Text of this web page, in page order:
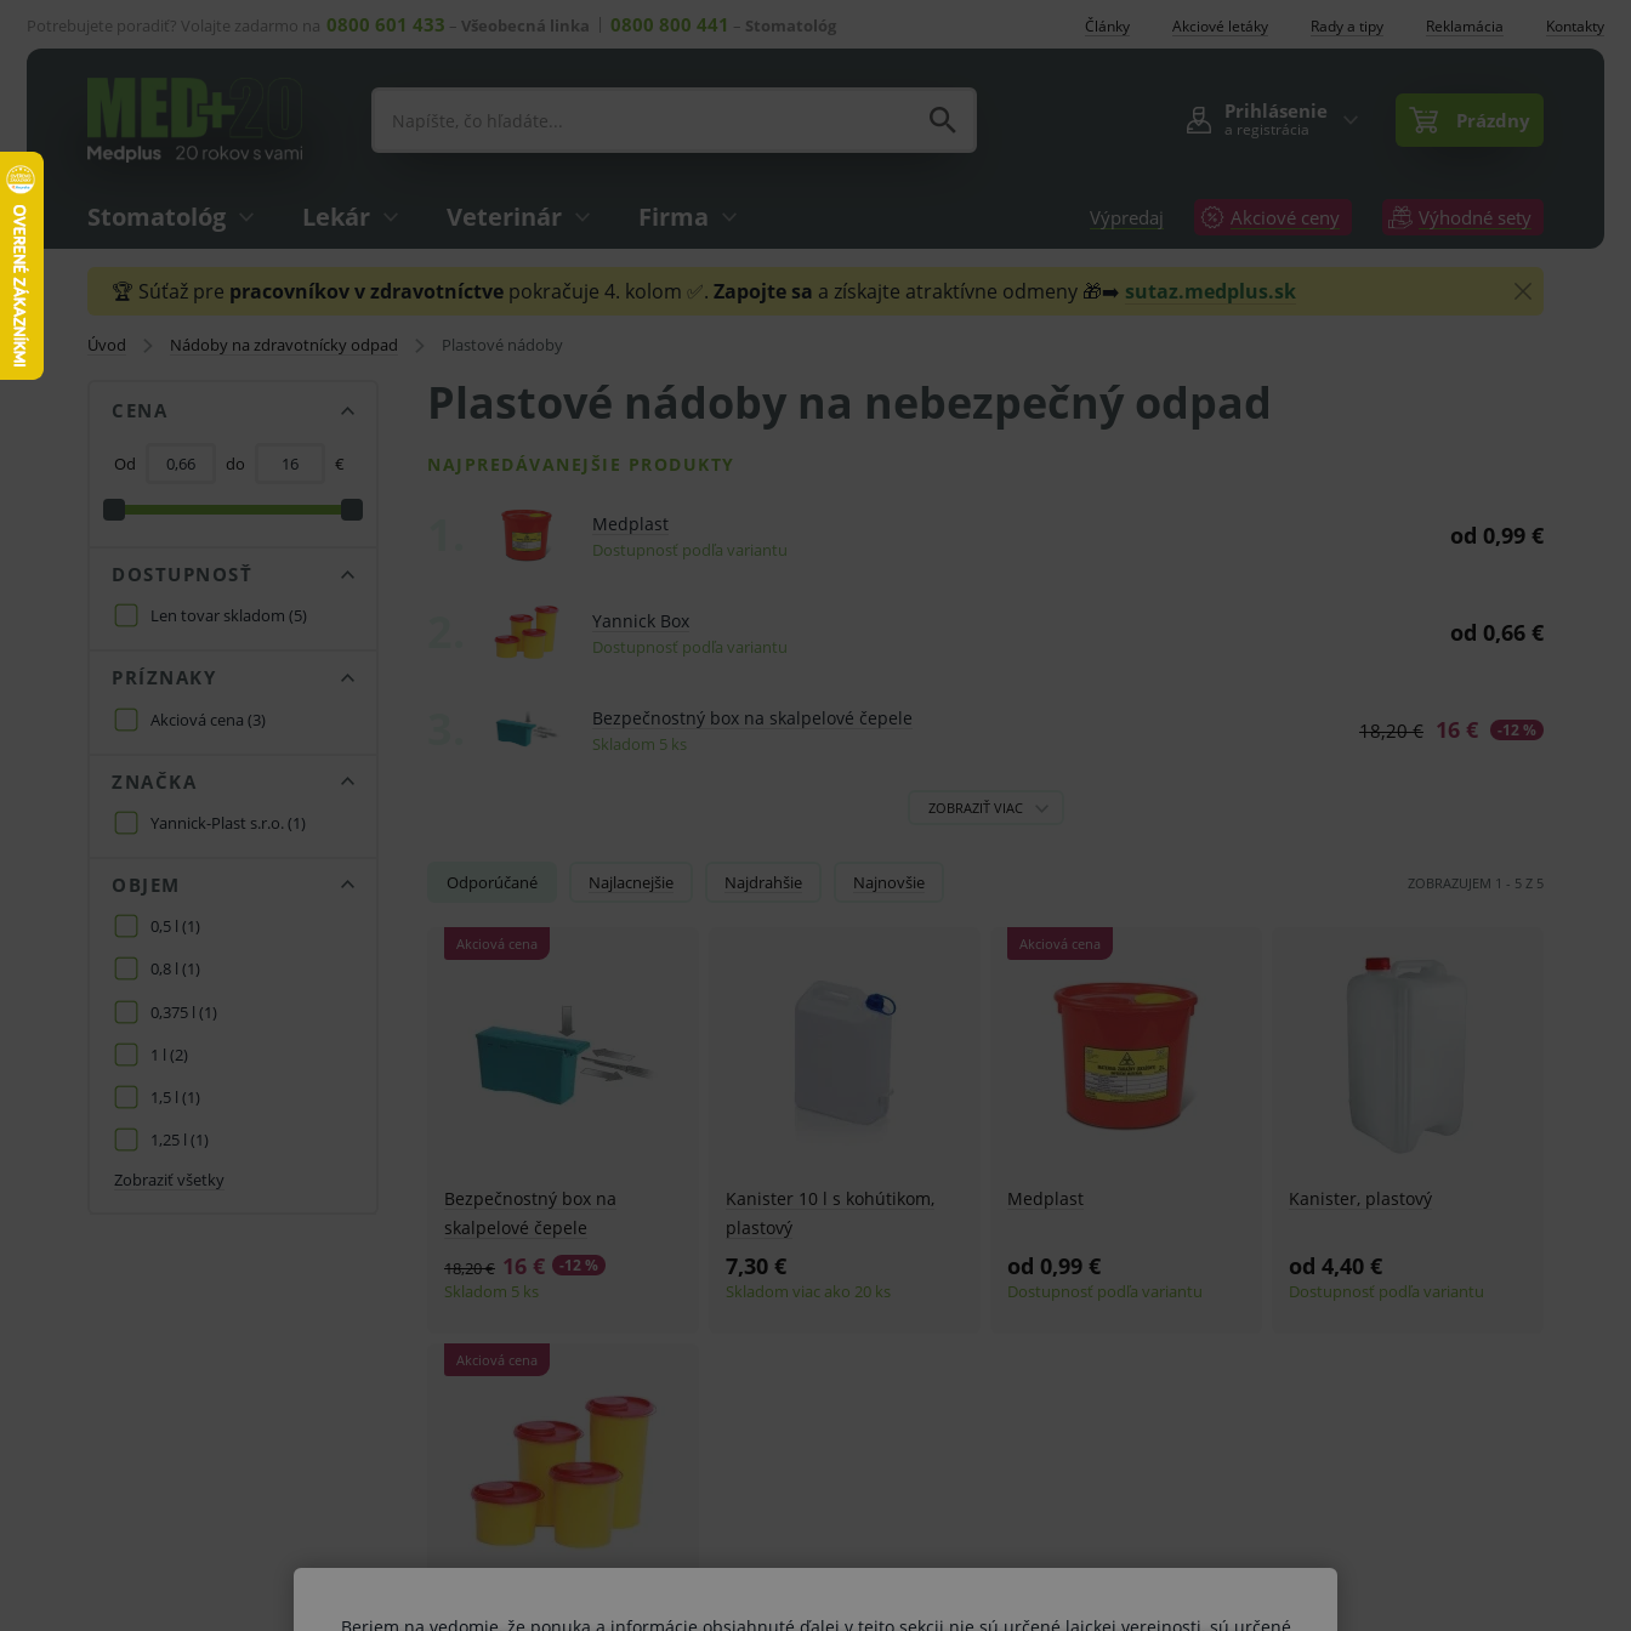
Potrebujete poradiť? Volajte zadarmo na 0800 601 433 – Všeobecná linka 0800 800 441 – Stomatológ Články Akciové letáky Rady a tipy Reklamácia Kontakty
Prihlásenie
a registrácia Prázdny
Stomatológ Lekár Veterinár Firma Výpredaj Akciové ceny Výhodné sety
🏆 Súťaž pre pracovníkov v zdravotníctve pokračuje 4. kolom ✅. Zapojte sa a získajte atraktívne odmeny 🎁➡️ sutaz.medplus.sk
Úvod Nádoby na zdravotnícky odpad Plastové nádoby
CENA
Od do €
DOSTUPNOSŤ
Len tovar skladom (5)
PRÍZNAKY
Akciová cena (3)
ZNAČKA
Yannick-Plast s.r.o. (1)
OBJEM
0,5 l (1)
0,8 l (1)
0,375 l (1)
1 l (2)
1,5 l (1)
1,25 l (1)
Zobraziť všetky
Plastové nádoby na nebezpečný odpad
Odporúčané Najlacnejšie Najdrahšie Najnovšie ZOBRAZUJEM 1 - 5 Z 5
Akciová cena
Bezpečnostný box na
skalpelové čepele
16 €
18,20 € -12 %
Skladom 5 ks
Kanister 10 l s kohútikom,
plastový
7,30 €
Skladom viac ako 20 ks
Akciová cena
Medplast
od 0,99 €
Dostupnosť podľa variantu
Kanister, plastový
od 4,40 €
Dostupnosť podľa variantu
Akciová cena
Yannick Box